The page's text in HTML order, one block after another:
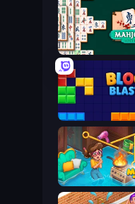
Mahjongg Solitaire
Block Blaster